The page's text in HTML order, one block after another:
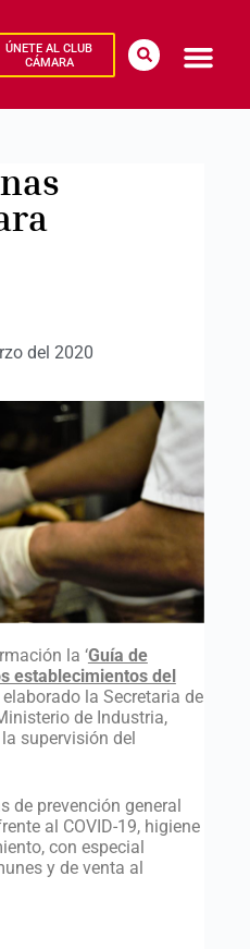
ÚNETE AL CLUB
CÁMARA
del 2020
la ‘Guía de
establecimientos del
elaborado la Secretaria de
de Industria,
supervisión del
de prevención general
al COVID-19, higiene
con especial
y de venta al